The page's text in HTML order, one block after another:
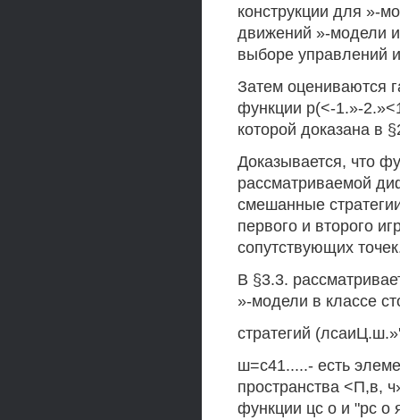
конструкции для »-
движений »-модели
выборе управлений
Затем оцениваются
функции р(<-1.»-
которой доказана в
Доказывается, что
рассматриваемой
смешанные
первого и второго
сопутствующих
В §3.3.
»-модели в классе
стратегий
ш=с41.....- есть
пространства <П,в,
функции цс о и "рс о